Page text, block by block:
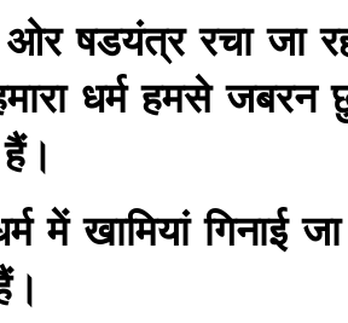
ओर षडयंत्र रचा जा
धर्म हमसे जबरन
में खामियां गिनाई